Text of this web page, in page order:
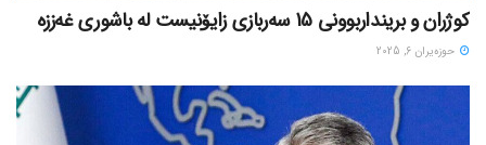
کوژران و برینداربوونی 15 سەربازی زایۆنیست لە باشوری غەززە
حوزه‌یران 6, 2025